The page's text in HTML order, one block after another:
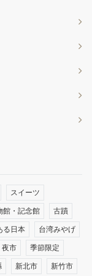
スイーツ
館・記念館 古蹟
る日本 台湾みやげ
夜市 季節限定
新北市 新竹市